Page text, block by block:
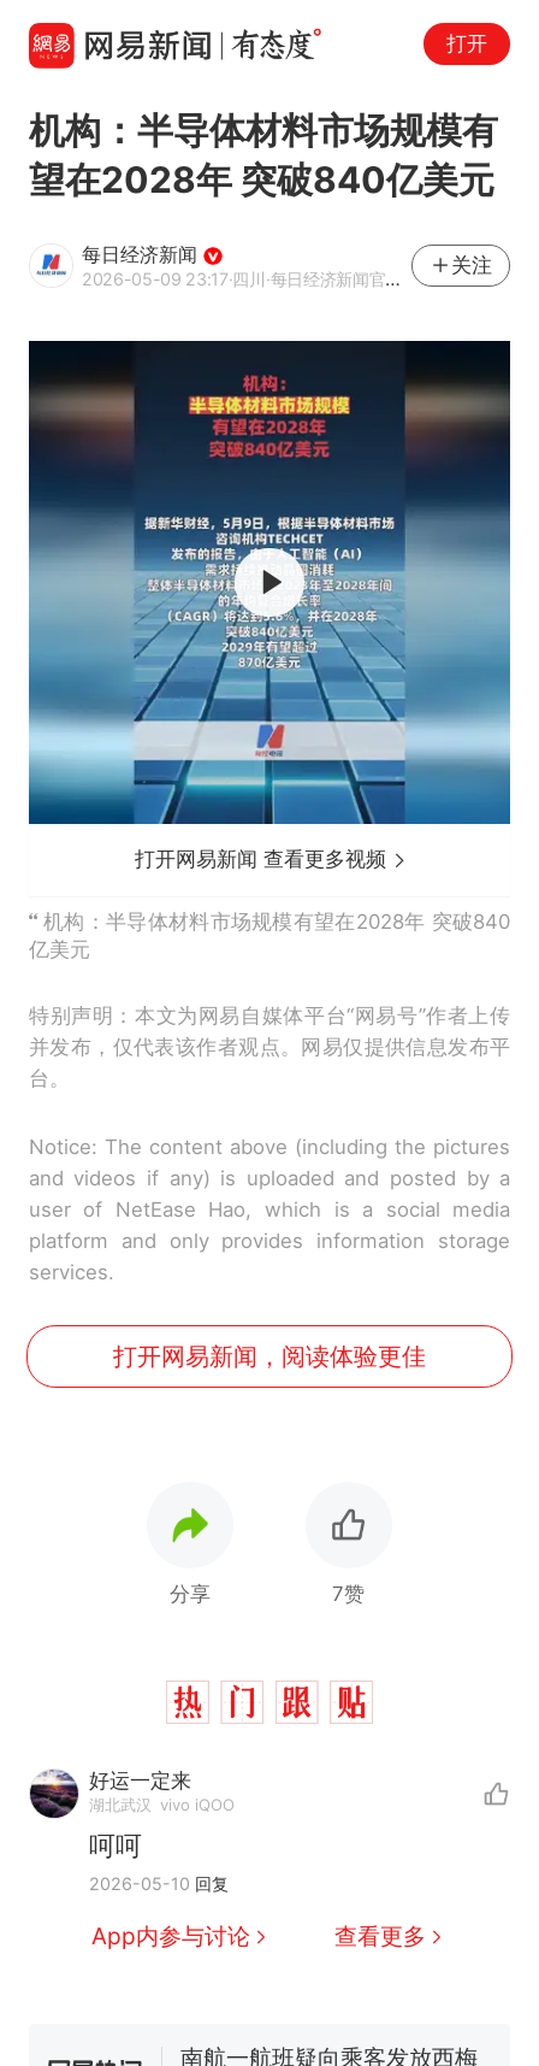
打开
机构：半导体材料市场规模有
望在2028年 突破840亿美元
每日经济新闻
2026-05-09 23:17·四川·每日经济新闻官方网易号
关注
打开网易新闻 查看更多视频
机构：半导体材料市场规模有望在2028年 突破840
亿美元
特别声明：本文为网易自媒体平台“网易号”作者上传
并发布，仅代表该作者观点。网易仅提供信息发布平
台。
Notice: The content above (including the pictures
and videos if any) is uploaded and posted by a
user of NetEase Hao, which is a social media
platform and only provides information storage
services.
打开网易新闻，阅读体验更佳
分享 7赞
好运一定来
湖北武汉 vivo iQOO
呵呵
2026-05-10 回复
App内参与讨论 查看更多
那个在床头放菜刀的女孩，
因老师一句“跟我回家”改写了
人生
新 搬家报价570元，搬到楼下
电力部门回应
佛山一中学招聘物理教师，笔
南航一航班疑向乘客发放西梅